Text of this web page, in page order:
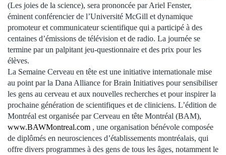
(Les joies de la science), sera prononcée par Ariel Fenster,
éminent conférencier de l’Université McGill et dynamique
promoteur et communicateur scientifique qui a participé à des
centaines d’émissions de télévision et de radio. La journée se
termine par un palpitant jeu-questionnaire et des prix pour les
élèves.
La Semaine Cerveau en tête est une initiative internationale mise
au point par la Dana Alliance for Brain Initiatives pour sensibiliser
les gens au cerveau et aux nouvelles recherches et pour inspirer la
prochaine génération de scientifiques et de cliniciens. L’édition de
Montréal est organisée par Cerveau en tête Montréal (BAM),
www.BAWMontreal.com , une organisation bénévole composée
de diplômés en neurosciences d’établissements montréalais, qui
offre divers programmes à des gens de tous les âges, notamment le